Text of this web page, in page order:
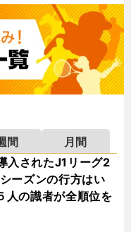
間
月間
入されたJ1リーグ2
ーズンの行方はい
の識者が全順位を